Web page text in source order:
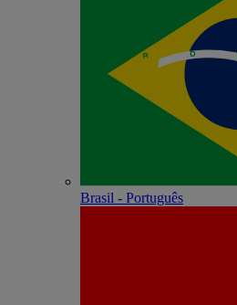
Brasil - Português